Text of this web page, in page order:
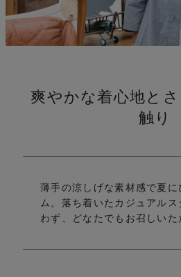
爽やかな着心地と
触り
薄手の涼しげな素材感で夏に
ム。 落ち着いたカジュアルス
わず、どなたでもお召しいた